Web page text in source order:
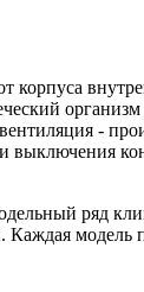
корпуса
-
выключения
ряд